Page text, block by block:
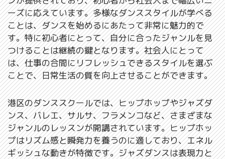
ーズに応えています。多様なダンススタイルが学べる
ことは、ダンスを始めるにあたって非常に魅力的で
す。特に初心者にとって、自分に合ったジャンルを見
つけることは継続の鍵となります。社会人にとって
は、仕事の合間にリフレッシュできるスタイルを選ぶ
ことで、日常生活の質を向上させることができます。
港区のダンススクールでは、ヒップホップやジャズダ
ンス、バレエ、サルサ、フラメンコなど、さまざまな
ジャンルのレッスンが開講されています。ヒップホッ
プはリズム感と瞬発力を養うのに適しており、エネル
ギッシュな動きが特徴です。ジャズダンスは表現力と